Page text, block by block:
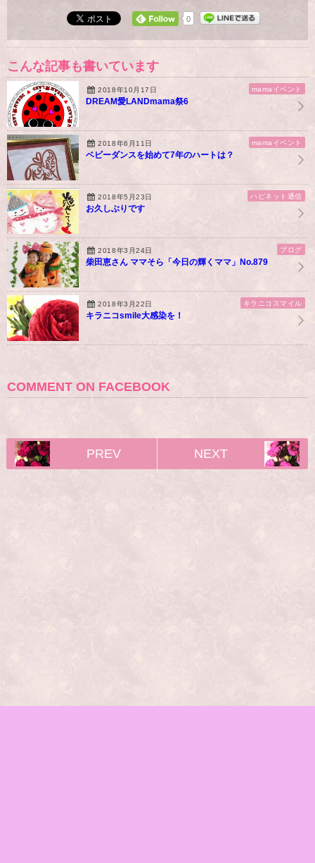
0
こんな記事も書いています
2018年10月17日 mamaイベント
DREAM愛LANDmama祭6
2018年6月11日 mamaイベント
ベビーダンスを始めて7年のハートは？
2018年5月23日 ハピネット通信
お久しぶりです
2018年3月24日 ブログ
柴田恵さん ママそら「今日の輝くママ」No.879
2018年3月22日 キラニコスマイル
キラニコsmile大感染を！
COMMENT ON FACEBOOK
PREV NEXT